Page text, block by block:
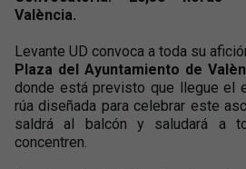
València.
Levante UD convoca a toda su
Plaza del Ayuntamiento de
donde está previsto que llegue el
rúa diseñada para celebrar este
saldrá al balcón y saludará a
concentren.